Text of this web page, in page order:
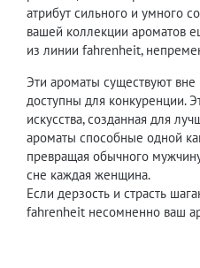
атрибут сильного и умного
вашей коллекции ароматов
из линии fahrenheit,
Эти ароматы существуют
доступны для конкуренции.
искусства, созданная для
ароматы способные одной
превращая обычного
сне каждая женщина.
Если дерзость и страсть
fahrenheit несомненно ваш